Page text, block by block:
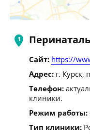
Сайт: https://
Адрес: г. Курск,
Телефон:
клиники.
Режим работы:
Тип клиники: